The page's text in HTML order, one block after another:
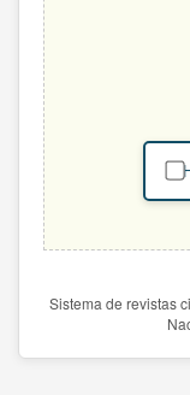
Sistema de revistas